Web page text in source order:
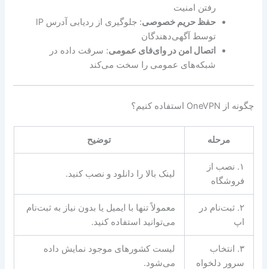
رفتن امنیت
حفظ حریم خصوصی
: جلوگیری از ردیابی آدرس IP
توسط آگهی‌دهندگان
اتصال امن در وای‌فای عمومی: سرقت داده در
شبکه‌های عمومی را سخت می‌کند
چگونه از OneVPN استفاده کنیم؟
مرحله توضیح
۱. نصب از
فروشگاه
لینک بالا را دانلود و نصب کنید.
۲. ثبت‌نام در
اپ
معمولاً تنها با ایمیل یا بدون نیاز به ثبت‌نام
می‌توانید استفاده کنید.
۳. انتخاب
سرور دلخواه
لیست کشورهای موجود نمایش داده
می‌شود.